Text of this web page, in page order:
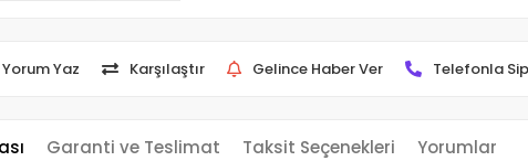
Yorum Yaz Karşılaştır Gelince Haber Ver Telefonla
Garanti ve Teslimat Taksit Seçenekleri Yorumlar